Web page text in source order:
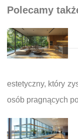
Polecamy
estetyczny, który
osób pragnących
Nawigacja